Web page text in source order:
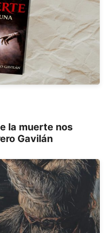
la muerte nos
Gavilán